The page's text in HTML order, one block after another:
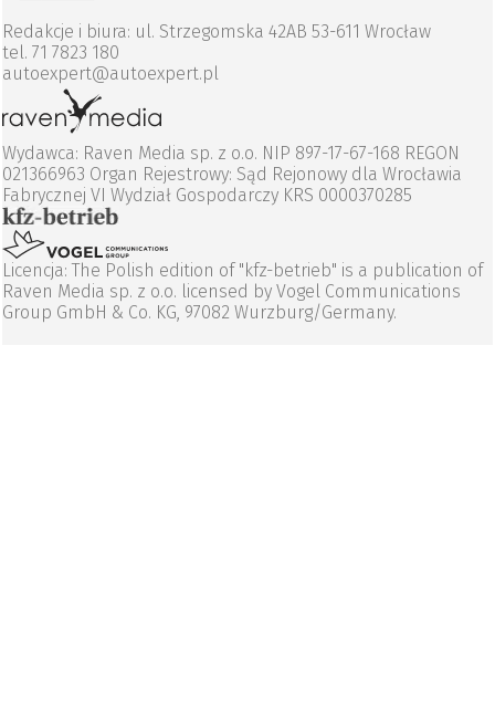
Redakcje i biura: ul. Strzegomska 42AB 53-611 Wrocław
tel. 71 7823 180
autoexpert@autoexpert.pl
Wydawca: Raven Media sp. z o.o. NIP 897-17-67-168 REGON
021366963 Organ Rejestrowy: Sąd Rejonowy dla Wrocławia
Fabrycznej VI Wydział Gospodarczy KRS 0000370285
Licencja: The Polish edition of "kfz-betrieb" is a publication of
Raven Media sp. z o.o. licensed by Vogel Communications
Group GmbH & Co. KG, 97082 Wurzburg/Germany.